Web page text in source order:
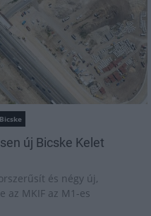
Bicske
új Bicske Kelet
és négy új,
az MKIF az M1-es